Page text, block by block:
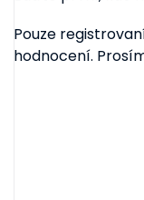
Pouze
hodnocení.